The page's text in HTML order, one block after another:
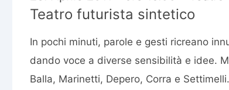
Teatro futurista sintetico
In pochi minuti, parole e gesti ricreano
dando voce a diverse sensibilità e idee.
Balla, Marinetti, Depero, Corra e Settimelli.